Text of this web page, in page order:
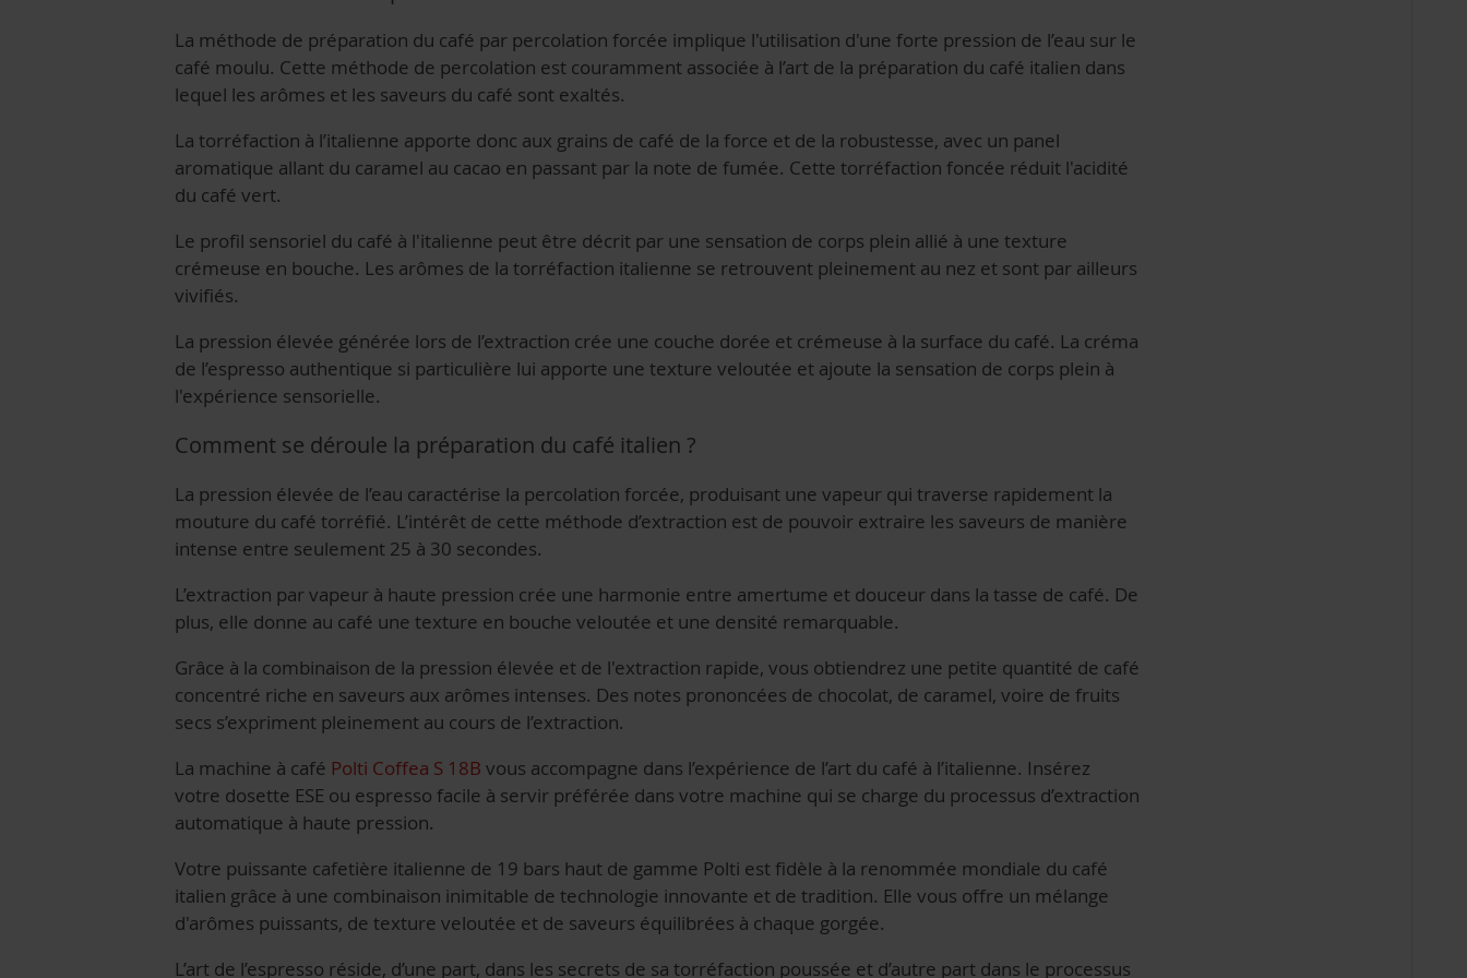
La méthode de préparation du café par percolation forcée implique l'utilisation d'une forte pression de l’eau sur le
café moulu. Cette méthode de percolation est couramment associée à l’art de la préparation du café italien dans
lequel les arômes et les saveurs du café sont exaltés.
La torréfaction à l’italienne apporte donc aux grains de café de la force et de la robustesse, avec un panel
aromatique allant du caramel au cacao en passant par la note de fumée. Cette torréfaction foncée réduit l'acidité
du café vert.
Le profil sensoriel du café à l'italienne peut être décrit par une sensation de corps plein allié à une texture
crémeuse en bouche. Les arômes de la torréfaction italienne se retrouvent pleinement au nez et sont par ailleurs
vivifiés.
La pression élevée générée lors de l’extraction crée une couche dorée et crémeuse à la surface du café. La créma
de l’espresso authentique si particulière lui apporte une texture veloutée et ajoute la sensation de corps plein à
l'expérience sensorielle.
Comment se déroule la préparation du café italien ?
La pression élevée de l’eau caractérise la percolation forcée, produisant une vapeur qui traverse rapidement la
mouture du café torréfié. L’intérêt de cette méthode d’extraction est de pouvoir extraire les saveurs de manière
intense entre seulement 25 à 30 secondes.
L’extraction par vapeur à haute pression crée une harmonie entre amertume et douceur dans la tasse de café. De
plus, elle donne au café une texture en bouche veloutée et une densité remarquable.
Grâce à la combinaison de la pression élevée et de l'extraction rapide, vous obtiendrez une petite quantité de café
concentré riche en saveurs aux arômes intenses. Des notes prononcées de chocolat, de caramel, voire de fruits
secs s’expriment pleinement au cours de l’extraction.
La machine à café Polti Coffea S 18B vous accompagne dans l’expérience de l’art du café à l’italienne. Insérez
votre dosette ESE ou espresso facile à servir préférée dans votre machine qui se charge du processus d’extraction
automatique à haute pression.
Votre puissante cafetière italienne de 19 bars haut de gamme Polti est fidèle à la renommée mondiale du café
italien grâce à une combinaison inimitable de technologie innovante et de tradition. Elle vous offre un mélange
d'arômes puissants, de texture veloutée et de saveurs équilibrées à chaque gorgée.
L’art de l’espresso réside, d’une part, dans les secrets de sa torréfaction poussée et d’autre part dans le processus